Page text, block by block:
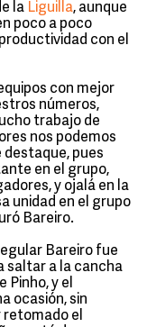
la Liguilla, aunque
poco a poco
con el
con mejor
números,
trabajo de
nos podemos
destaque, pues
en el grupo,
y ojalá en la
unidad en el grupo
Bareiro.
Bareiro fue
saltar a la cancha
y el
ocasión, sin
retomado el